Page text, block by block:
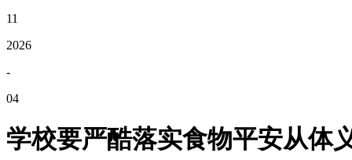
11
2026
-
04
学校要严酷落实食物平安从体